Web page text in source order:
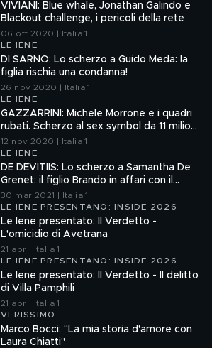
VIVIANI: Blue whale, Jonathan Galindo e
Blackout challenge, i pericoli della rete
06 ott 2020 | Italia 1
LE IENE
DI SARNO: Lo scherzo a Guido Meda: la
figlia rischia una condanna!
26 nov 2020 | Italia 1
LE IENE
GAZZARRINI: Michele Morrone e i quadri
rubati. Scherzo al sex symbol da 11 milioni
di follower
12 nov 2020 | Italia 1
LE IENE
DE DEVITIIS: Lo scherzo a Samantha De
Grenet: il figlio Brando in affari con il
Brasiliano tra risse e donnine
30 mar 2021 | Italia 1
LE IENE PRESENTANO: INSIDE 2026
Le Iene presentato: Il Verdetto -
L'omicidio di Avetrana
21 apr | Italia 1
LE IENE PRESENTANO: INSIDE 2026
Le Iene presentato: Il Verdetto - Il delitto
di Villa Pamphili
21 apr | Italia 1
VERISSIMO
Marco Bocci: "La mia storia d'amore con
Laura Chiatti"